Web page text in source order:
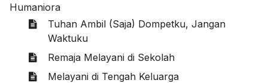
Humaniora
Tuhan Ambil (Saja) Dompetku, Jangan
Waktuku
Remaja Melayani di Sekolah
Melayani di Tengah Keluarga